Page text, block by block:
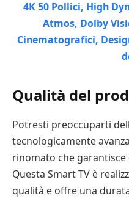
Qualità del
Potresti preoccuparti
tecnologicamente
rinomato che
Questa Smart TV è
qualità e offre una